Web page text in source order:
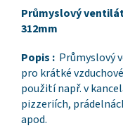
Průmyslový
312mm
Popis : Průmyslový
pro krátké
použití např. v
pizzeriích,
apod.